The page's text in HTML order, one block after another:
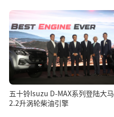
五十铃Isuzu D-MAX系列登陆大马 配备全新
2.2升涡轮柴油引擎